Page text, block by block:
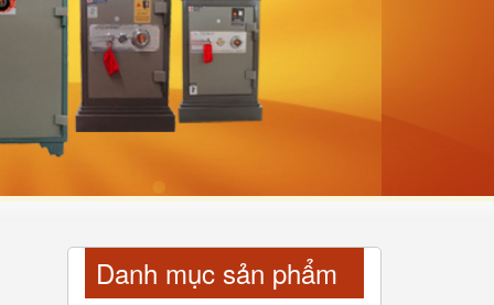
Danh mục sản phẩm